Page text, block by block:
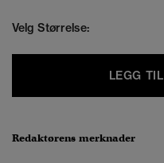
Velg Størrelse:
LEGG
Redaktørens merknader